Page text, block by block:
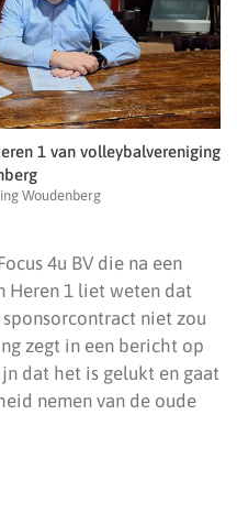
1 van volleybalvereniging
Woudenberg
4u BV die na een
Heren 1 liet weten dat
niet zou
zegt in een bericht op
dat het is gelukt en gaat
nemen van de oude